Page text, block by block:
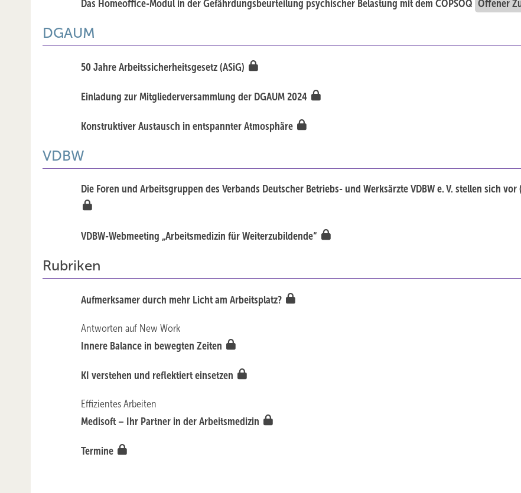
Das Homeoffice-Modul in der Gefährdungs­beurteilung psychischer Belastung mit dem COPSOQ Offener
DGAUM
50 Jahre Arbeitssicherheitsgesetz (ASiG)
Einladung zur Mitgliederversammlung der DGAUM 2024
Konstruktiver Austausch in entspannter Atmosphäre
VDBW
Die Foren und Arbeitsgruppen des Verbands Deutscher ­Betriebs- und Werksärzte VDBW e. V. stellen sich vor
VDBW-Webmeeting „Arbeitsmedizin für Weiterzubildende“
Rubriken
Aufmerksamer durch mehr Licht am Arbeitsplatz?
Antworten auf New Work
Innere Balance in bewegten Zeiten
KI verstehen und reflektiert einsetzen
Effizientes Arbeiten
Medisoft – Ihr Partner in der Arbeitsmedizin
Termine